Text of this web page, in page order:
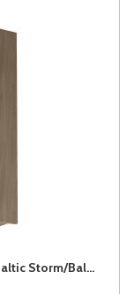
SORENTO G80(100) virtuvės spintelė (Baltic Storm/Baltic Storm)